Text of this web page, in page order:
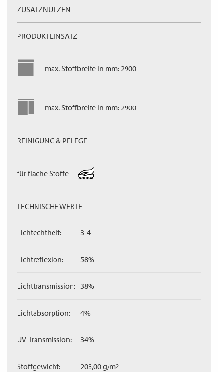
ZUSATZNUTZEN
PRODUKTEINSATZ
max. Stoffbreite in mm: 2900
max. Stoffbreite in mm: 2900
REINIGUNG & PFLEGE
für flache Stoffe
TECHNISCHE WERTE
Lichtechtheit: 3-4
Lichtreflexion: 58%
Lichttransmission: 38%
Lichtabsorption: 4%
UV-Transmission: 34%
Stoffgewicht: 203,00 g/m2